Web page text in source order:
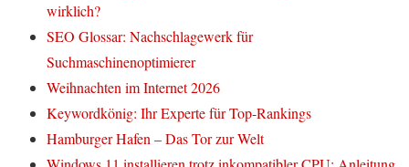
wirklich?
SEO Glossar: Nachschlagewerk für
Suchmaschinenoptimierer
Weihnachten im Internet 2026
Keywordkönig: Ihr Experte für Top-Rankings
Hamburger Hafen – Das Tor zur Welt